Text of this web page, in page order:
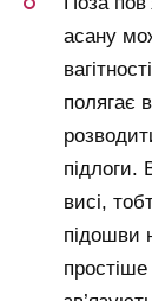
асану
полягає
підлоги.
висі,
підошви